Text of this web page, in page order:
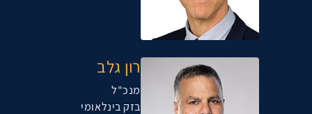
רון גלב
מנכ"ל
בזק בינלאומי